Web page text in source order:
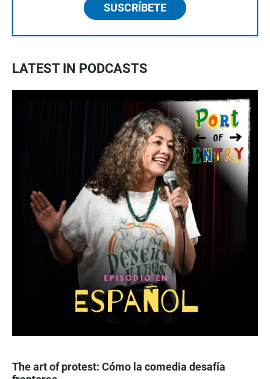
SUSCRÍBETE
LATEST IN PODCASTS
The art of protest: Cómo la comedia desafía